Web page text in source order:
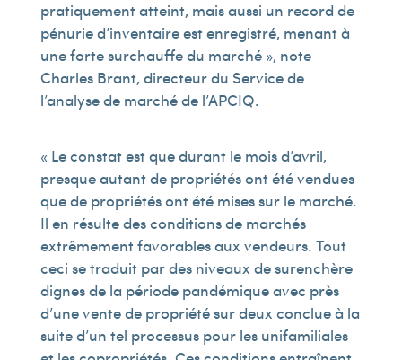
pratiquement atteint, mais aussi un record de
pénurie d’inventaire est enregistré, menant à
une forte surchauffe du marché », note
Charles Brant, directeur du Service de
l’analyse de marché de l’APCIQ.
« Le constat est que durant le mois d’avril,
presque autant de propriétés ont été vendues
que de propriétés ont été mises sur le marché.
Il en résulte des conditions de marchés
extrêmement favorables aux vendeurs. Tout
ceci se traduit par des niveaux de surenchère
dignes de la période pandémique avec près
d’une vente de propriété sur deux conclue à la
suite d’un tel processus pour les unifamiliales